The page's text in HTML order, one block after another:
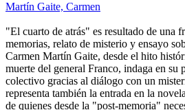
Martín Gaite, Carmen
"El cuarto de atrás" es resultado de una
memorias, relato de misterio y ensayo
Carmen Martín Gaite, desde el hito
muerte del general Franco, indaga en su
colectivo gracias al diálogo con un
representa también la entrada en la
de quienes desde la "post-memoria"